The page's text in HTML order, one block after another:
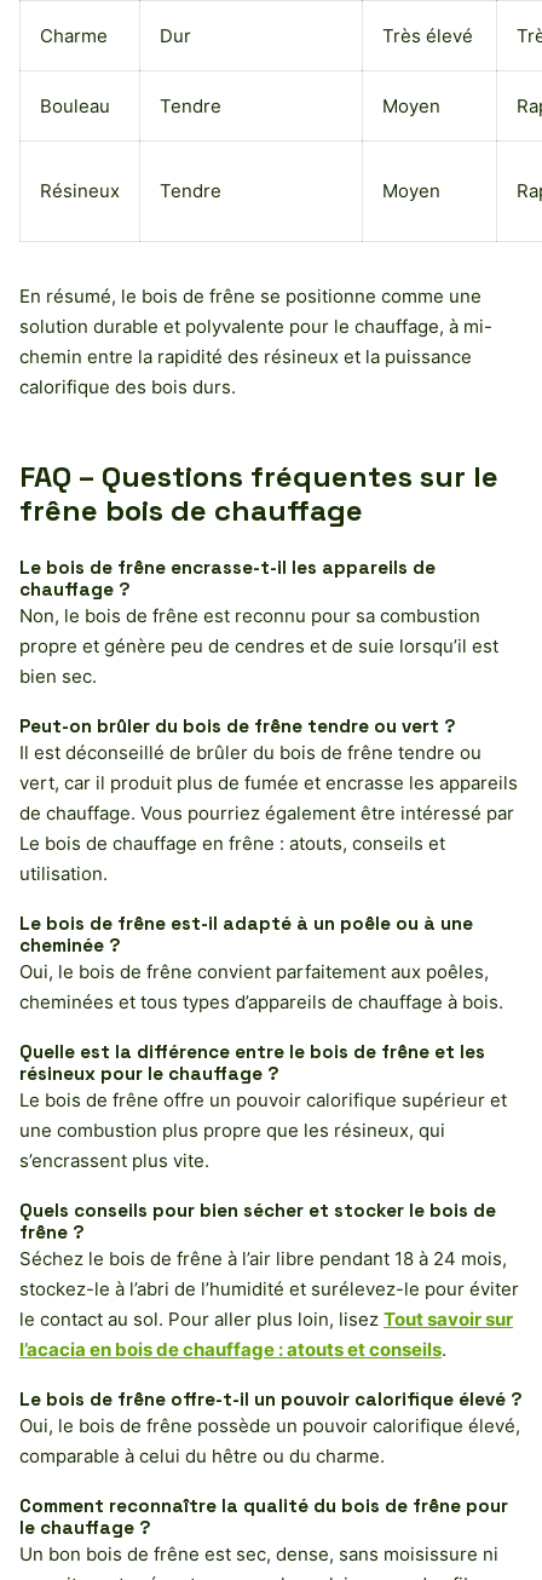
Charme Dur Très élevé
Bouleau Tendre Moyen
Résineux Tendre Moyen
En résumé, le bois de frêne se positionne comme une
solution durable et polyvalente pour le chauffage, à mi-
chemin entre la rapidité des résineux et la puissance
calorifique des bois durs.
FAQ – Questions fréquentes sur le
frêne bois de chauffage
Le bois de frêne encrasse-t-il les appareils de
chauffage ?
Non, le bois de frêne est reconnu pour sa combustion
propre et génère peu de cendres et de suie lorsqu’il est
bien sec.
Peut-on brûler du bois de frêne tendre ou vert ?
Il est déconseillé de brûler du bois de frêne tendre ou
vert, car il produit plus de fumée et encrasse les appareils
de chauffage. Vous pourriez également être intéressé par
Le bois de chauffage en frêne : atouts, conseils et
utilisation.
Le bois de frêne est-il adapté à un poêle ou à une
cheminée ?
Oui, le bois de frêne convient parfaitement aux poêles,
cheminées et tous types d’appareils de chauffage à bois.
Quelle est la différence entre le bois de frêne et les
résineux pour le chauffage ?
Le bois de frêne offre un pouvoir calorifique supérieur et
une combustion plus propre que les résineux, qui
s’encrassent plus vite.
Quels conseils pour bien sécher et stocker le bois de
frêne ?
Séchez le bois de frêne à l’air libre pendant 18 à 24 mois,
stockez-le à l’abri de l’humidité et surélevez-le pour éviter
le contact au sol. Pour aller plus loin, lisez Tout savoir sur
l’acacia en bois de chauffage : atouts et conseils.
Le bois de frêne offre-t-il un pouvoir calorifique élevé ?
Oui, le bois de frêne possède un pouvoir calorifique élevé,
comparable à celui du hêtre ou du charme.
Comment reconnaître la qualité du bois de frêne pour
le chauffage ?
Un bon bois de frêne est sec, dense, sans moisissure ni